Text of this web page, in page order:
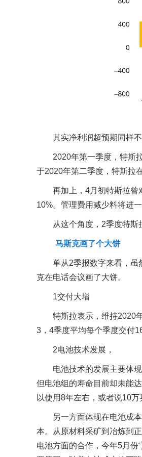
其实净利润超预期同样
2020年第一季度，特斯
于2020年第二季度，特斯拉
再加上，4月初特斯拉曾
10%。管理费用减少料将进
从这个角度，2季度特斯
马斯克画了个大饼
单从2季报数字来看，虽
克在电话会议画了大饼。
1交付大增
特斯拉表示，维持2020
3，4季度平均每个季度交付
2电池技术发展，
电池技术的发展主要体
但电池组的寿命目前却未能
以使用8年左右，或者说10万
另一方面体现在电池成
本。从原材料采矿到冶炼到
电池方面的合作，今年5月